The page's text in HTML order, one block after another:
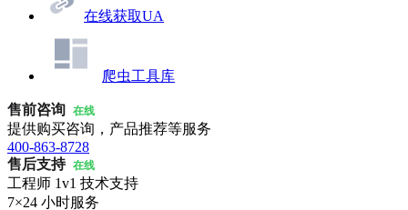
在线获取UA
爬虫工具库
售前咨询 在线
提供购买咨询，产品推荐等服务
400-863-8728
售后支持 在线
工程师 1v1 技术支持
7×24 小时服务